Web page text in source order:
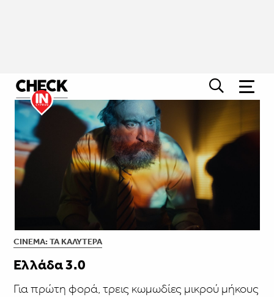
CINEMA: ΤΑ ΚΑΛΎΤΕΡΑ
Ελλάδα 3.0
Για πρώτη φορά, τρεις κωμωδίες μικρού μήκους